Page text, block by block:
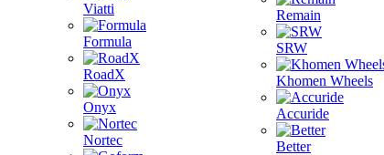
Viatti
Formula
RoadX
Onyx
Nortec
Remain
SRW
Khomen Wheels
Accuride
Better